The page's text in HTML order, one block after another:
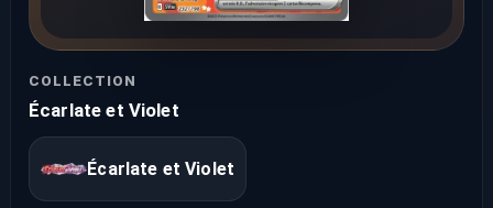
COLLECTION
Écarlate et Violet
Écarlate et Violet